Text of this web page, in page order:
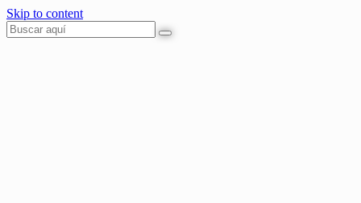
Skip to content